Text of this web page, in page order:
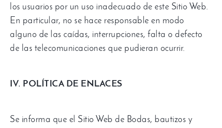
los usuarios por un uso inadecuado de este Sitio Web.
En particular, no se hace responsable en modo
alguno de las caídas, interrupciones, falta o defecto
de las telecomunicaciones que pudieran ocurrir.
IV. POLÍTICA DE ENLACES
Se informa que el Sitio Web de Bodas, bautizos y